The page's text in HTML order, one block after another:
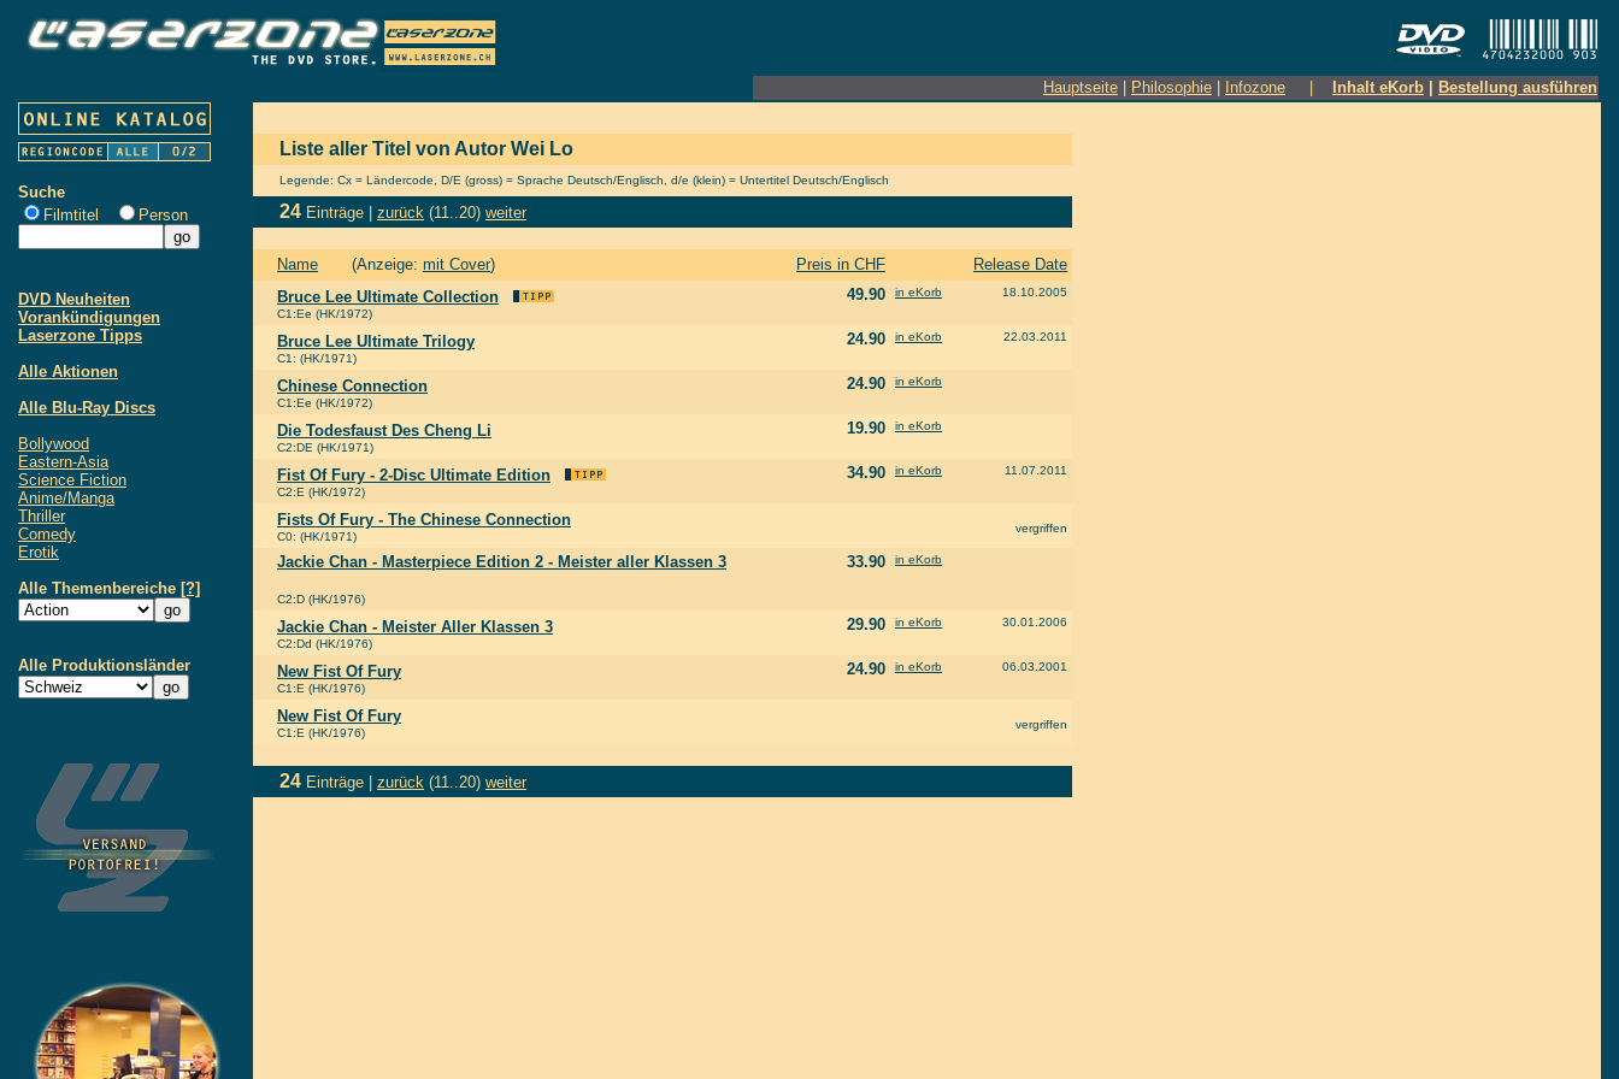
Hauptseite Philosophie Infozone Inhalt eKorb Bestellung ausführen
Suche
Filmtitel
Person
DVD Neuheiten
Vorankündigungen
Laserzone Tipps
Alle Aktionen
Alle Blu-Ray Discs
Bollywood
Eastern-Asia
Science Fiction
Anime/Manga
Thriller
Comedy
Erotik
Alle Themenbereiche [?]
Alle Produktionsländer
Liste aller Titel von Autor Wei Lo
Legende: Cx = Ländercode, D/E (gross) = Sprache Deutsch/Englisch, d/e (klein) = Untertitel Deutsch/Englisch
24 Einträge | zurück (11..20) weiter
Name (Anzeige: mit Cover) Preis in CHF
Release Date
Bruce Lee Ultimate Collection
C1:Ee (HK/1972)
49.90 in eKorb 18.10.2005
Bruce Lee Ultimate Trilogy
C1: (HK/1971)
24.90 in eKorb 22.03.2011
Chinese Connection
C1:Ee (HK/1972)
24.90 in eKorb
Die Todesfaust Des Cheng Li
C2:DE (HK/1971)
19.90 in eKorb
Fist Of Fury - 2-Disc Ultimate Edition
C2:E (HK/1972)
34.90 in eKorb 11.07.2011
Fists Of Fury - The Chinese Connection
C0: (HK/1971)
vergriffen
Jackie Chan - Masterpiece Edition 2 - Meister aller Klassen 3
C2:D (HK/1976)
33.90 in eKorb
Jackie Chan - Meister Aller Klassen 3
C2:Dd (HK/1976)
29.90 in eKorb 30.01.2006
New Fist Of Fury
C1:E (HK/1976)
24.90 in eKorb 06.03.2001
New Fist Of Fury
C1:E (HK/1976)
vergriffen
24 Einträge | zurück (11..20) weiter